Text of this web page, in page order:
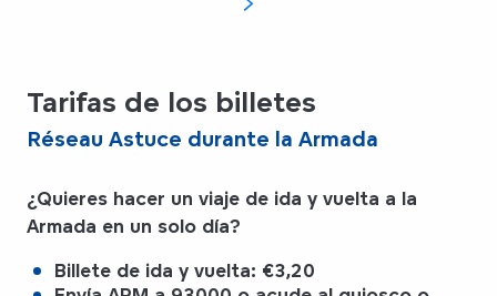
Tarifas de los billetes
Réseau Astuce durante la Armada
¿Quieres hacer un viaje de ida y vuelta a la
Armada en un solo día?
Billete de ida y vuelta: €3,20